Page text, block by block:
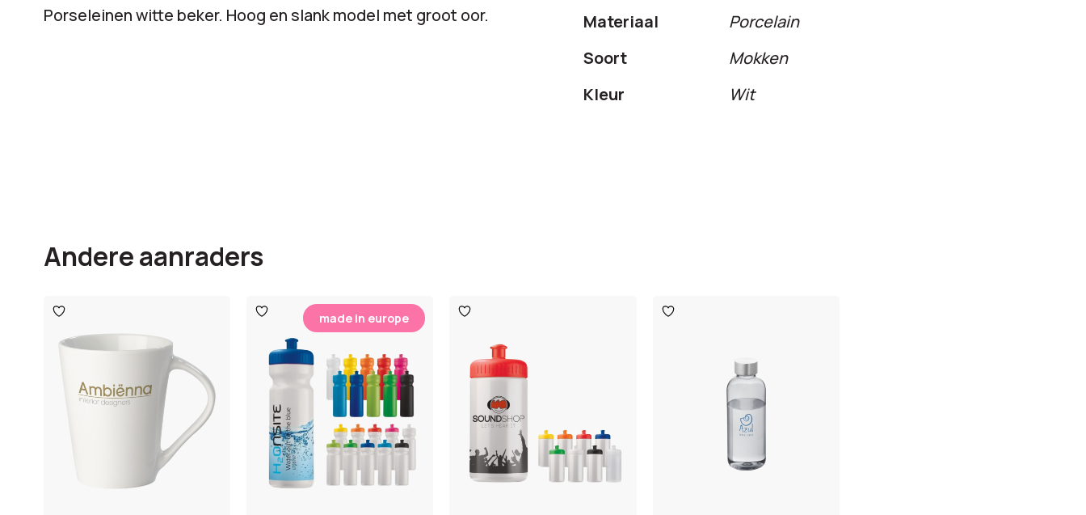
Porseleinen witte beker. Hoog en slank model met groot oor. Materiaal
Porcelain
Soort
Mokken
Kleur
Wit
Andere aanraders
Toevoegen
aan
verlanglijst
Toevoegen
aan
verlanglijst
made in europe
Toevoegen
aan
Toevoegen
aan